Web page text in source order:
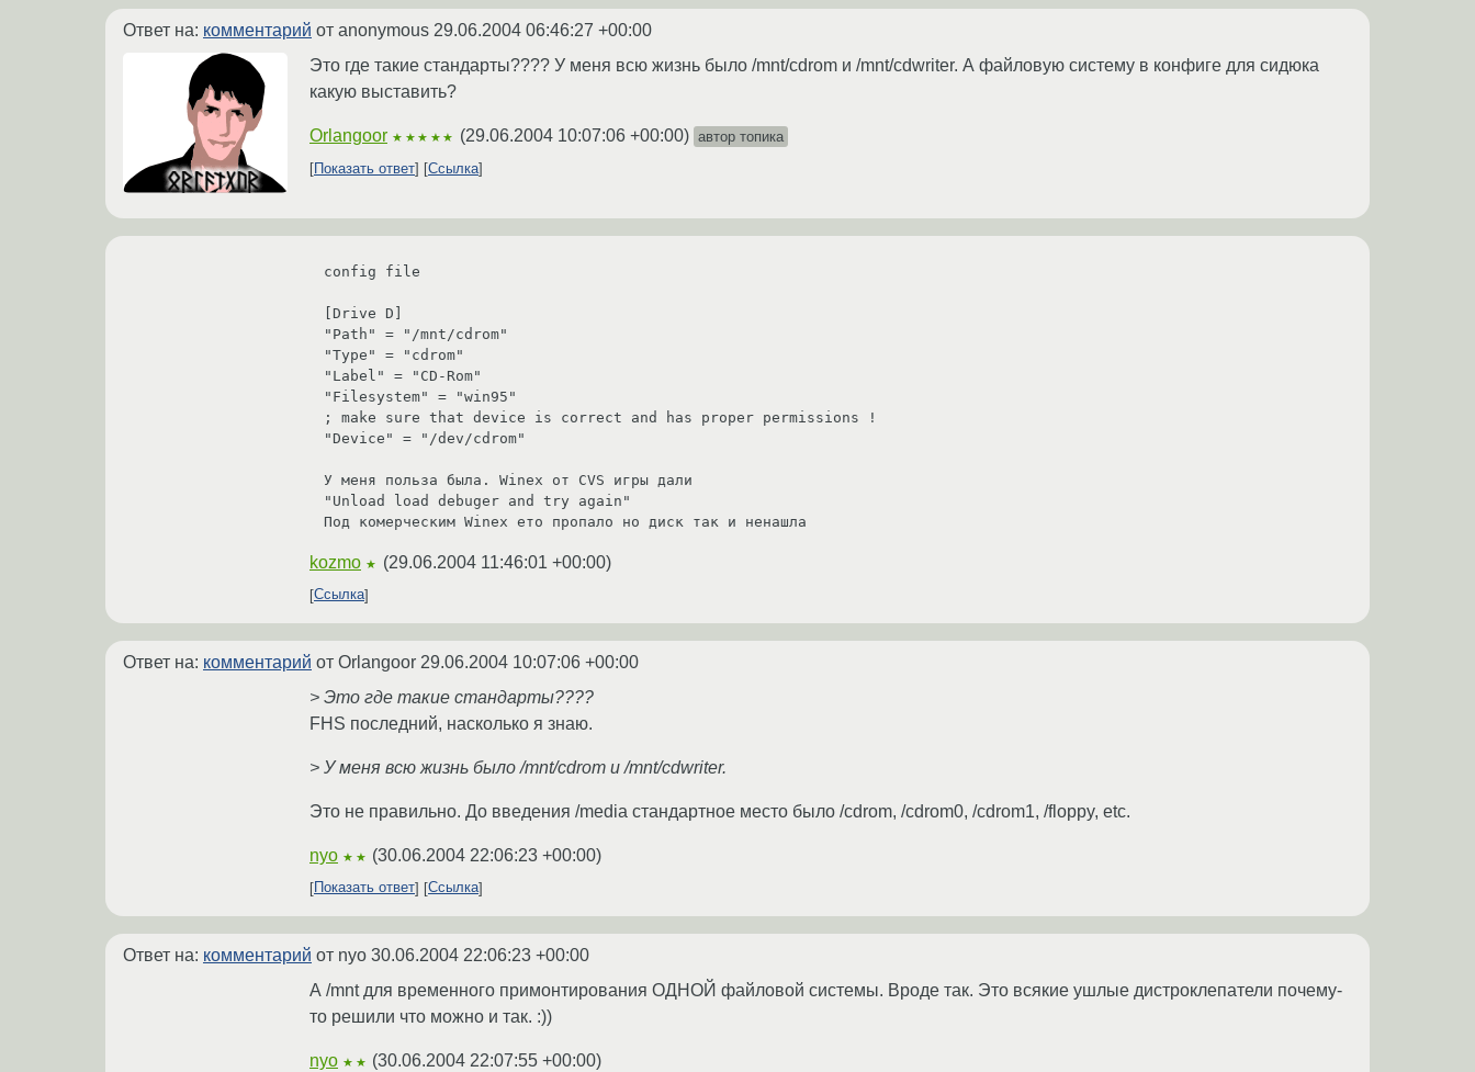
Ответ на: комментарий от anonymous 29.06.2004 06:46:27 +00:00
Это где такие стандарты???? У меня всю жизнь было /mnt/cdrom и /mnt/cdwriter. А файловую систему в конфиге для сидюка
какую выставить?
Orlangoor ★★★★★ (29.06.2004 10:07:06 +00:00) автор топика
Показать ответ
Ссылка
config file
[Drive D]
"Path" = "/mnt/cdrom"
"Type" = "cdrom"
"Label" = "CD-Rom"
"Filesystem" = "win95"
; make sure that device is correct and has proper permissions !
"Device" = "/dev/cdrom"
У меня польза была. Winex от CVS игры дали
"Unload load debuger and try again"
Под комерческим Winex ето пропало но диск так и ненашла
kozmo ★ (29.06.2004 11:46:01 +00:00)
Ссылка
Ответ на: комментарий от Orlangoor 29.06.2004 10:07:06 +00:00
> Это где такие стандарты????
FHS последний, насколько я знаю.
> У меня всю жизнь было /mnt/cdrom и /mnt/cdwriter.
Это не правильно. До введения /media стандартное место было /cdrom, /cdrom0, /cdrom1, /floppy, etc.
nyo ★★ (30.06.2004 22:06:23 +00:00)
Показать ответ Ссылка
Ответ на: комментарий от nyo 30.06.2004 22:06:23 +00:00
А /mnt для временного примонтирования ОДНОЙ файловой системы. Вроде так. Это всякие ушлые дистроклепатели почему-
то решили что можно и так. :))
nyo ★★ (30.06.2004 22:07:55 +00:00)